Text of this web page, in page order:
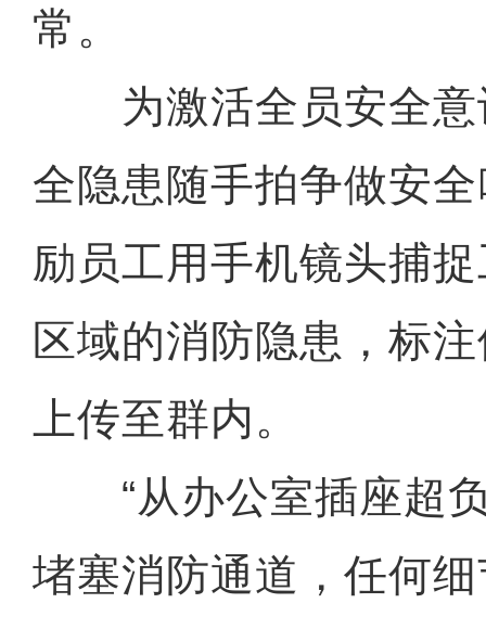
常。
为激活全员安全意
全隐患随手拍争做安
励员工用手机镜头捕
区域的消防隐患，标
上传至群内。
“从办公室插座超负
堵塞消防通道，任何